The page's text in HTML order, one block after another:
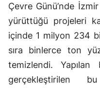
Çevre Günü’nde
yürüttüğü projeleri
içinde 1 milyon 234
sıra binlerce ton
temizlendi. Yapılan
gerçekleştirilen